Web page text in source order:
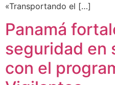
«Transportando el […]
Panamá
seguridad en
con el